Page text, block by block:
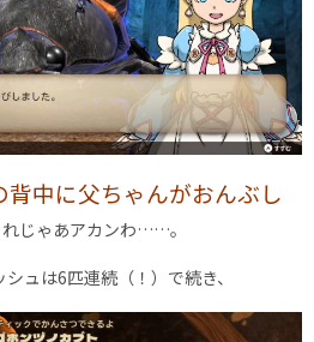
背中に父ちゃんがおんぶし
じゃあアカンわ……。
ュは6匹連続（！）で続き、